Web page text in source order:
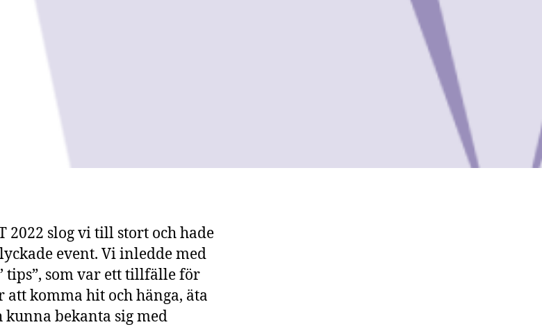
2022 slog vi till stort och hade
event. Vi inledde med
tips”, som var ett tillfälle för
att komma hit och hänga, äta
kunna bekanta sig med